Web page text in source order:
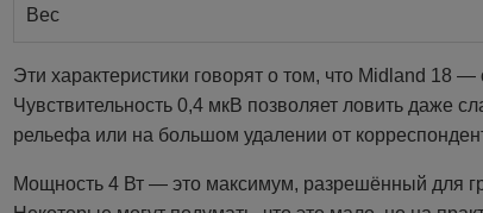
Вес
Эти характеристики говорят о том, что Midland 18 —
Чувствительность 0,4 мкВ позволяет ловить даже
рельефа или на большом удалении от
Мощность 4 Вт — это максимум, разрешённый для